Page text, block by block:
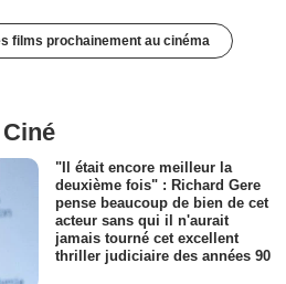
films prochainement au cinéma
"Il était encore meilleur la
deuxième fois" : Richard Gere
pense beaucoup de bien de cet
acteur sans qui il n'aurait
jamais tourné cet excellent
thriller judiciaire des années 90